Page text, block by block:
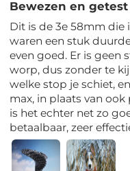
Bewezen en getest
Dit is de 3e 58mm die
waren een stuk
even goed. Er is geen
worp, dus zonder te
welke stop je schiet,
max, in plaats van
is het echter net zo
betaalbaar, zeer